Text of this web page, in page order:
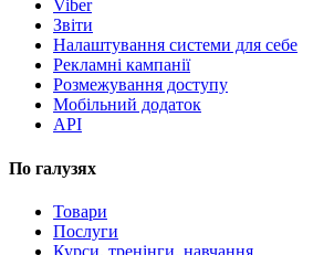
Viber
Звіти
Налаштування системи для себе
Рекламні кампанії
Розмежування доступу
Мобільний додаток
API
По галузях
Товари
Послуги
Курси, тренінги, навчання